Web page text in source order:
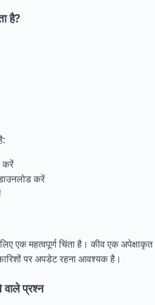
है?
करें
करें
एक महत्वपूर्ण चिंता है। कीव एक अपेक्षाकृत
पर अपडेट रहना आवश्यक है।
प्रश्न